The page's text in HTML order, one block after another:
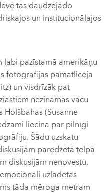
tās daudzējādo
un institucionālajos
labi pazīstamā amerikāņu
fotogrāfijas pamatlicēja
un visdrīzāk pat
nezināmās vācu
Holšbahas (Susanne
liecina par pilnīgi
Šādu uzskatu
paredzētā telpā
diskusijām nenovestu,
uzlādētas
tāda mēroga metram